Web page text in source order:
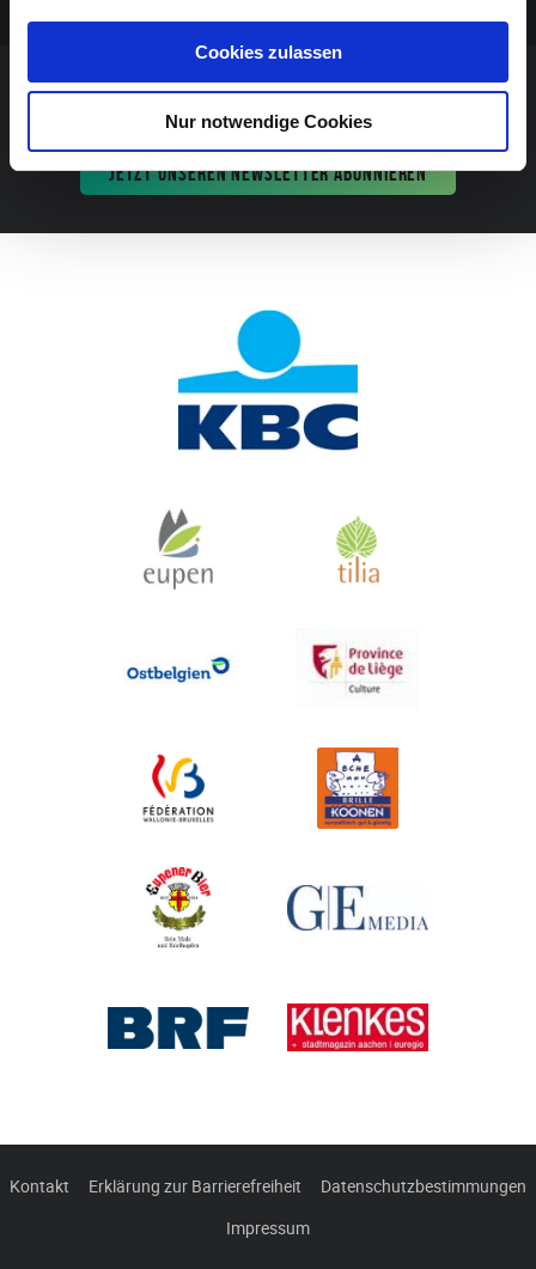
Cookies zulassen
Nur notwendige Cookies
VERANSTALTUNG VERPASST?
JETZT UNSEREN NEWSLETTER ABONNIEREN
Kontakt Erklärung zur Barrierefreiheit
Datenschutzbestimmungen
Impressum